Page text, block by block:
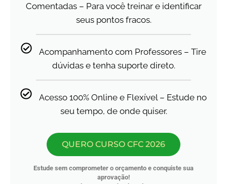
Comentadas – Para você treinar e identificar
seus pontos fracos.
Acompanhamento com Professores – Tire
dúvidas e tenha suporte direto.
Acesso 100% Online e Flexível – Estude no
seu tempo, de onde quiser.
QUERO CURSO CFC 2026
Estude sem comprometer o orçamento e conquiste sua
aprovação!